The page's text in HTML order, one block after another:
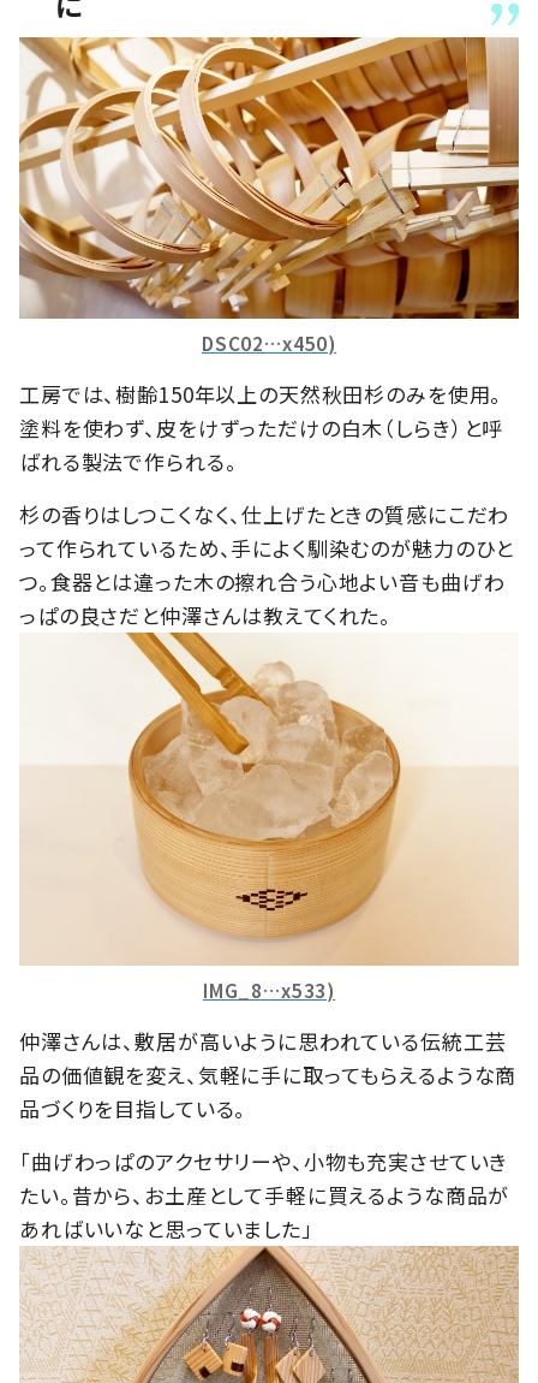
DSC02…x450)
工房では、樹齢150年以上の天然秋田杉のみを使用。
塗料を使わず、皮をけずっただけの白木（しらき）と呼
ばれる製法で作られる。
杉の香りはしつこくなく、仕上げたときの質感にこだわ
って作られているため、手によく馴染むのが魅力のひと
つ。食器とは違った木の擦れ合う心地よい音も曲げわ
っぱの良さだと仲澤さんは教えてくれた。
IMG_8…x533)
仲澤さんは、敷居が高いように思われている伝統工芸
品の価値観を変え、気軽に手に取ってもらえるような商
品づくりを目指している。
「曲げわっぱのアクセサリーや、小物も充実させていき
たい。昔から、お土産として手軽に買えるような商品が
あればいいなと思っていました」